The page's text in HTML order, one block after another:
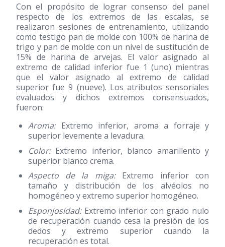
Con el propósito de lograr consenso del panel
respecto de los extremos de las escalas, se
realizaron sesiones de entrenamiento, utilizando
como testigo pan de molde con 100% de harina de
trigo y pan de molde con un nivel de sustitución de
15% de harina de arvejas. El valor asignado al
extremo de calidad inferior fue 1 (uno) mientras
que el valor asignado al extremo de calidad
superior fue 9 (nueve). Los atributos sensoriales
evaluados y dichos extremos consensuados,
fueron:
Aroma:Extremo inferior, aroma a forraje y
superior levemente a levadura.
Color:Extremo inferior, blanco amarillento y
superior blanco crema.
Aspecto de la miga:Extremo inferior con
tamaño y distribución de los alvéolos no
homogéneo y extremo superior homogéneo.
Esponjosidad:Extremo inferior con grado nulo
de recuperación cuando cesa la presión de los
dedos y extremo superior cuando la
recuperación es total.